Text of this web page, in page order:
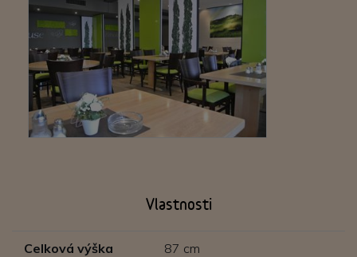
Vlastnosti
Celková výška 87 cm